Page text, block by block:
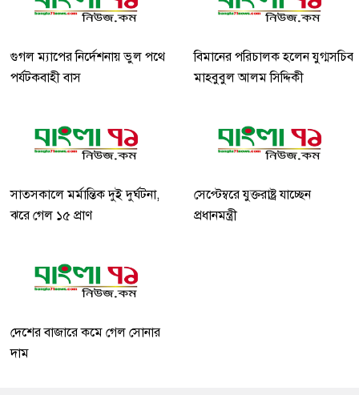
গুগল ম্যাপের নির্দেশনায় ভুল পথে
পর্যটকবাহী বাস
বিমানের পরিচালক হলেন যুগ্মসচিব
মাহবুবুল আলম সিদ্দিকী
সাতসকালে মর্মান্তিক দুই দুর্ঘটনা,
ঝরে গেল ১৫ প্রাণ
সেপ্টেম্বরে যুক্তরাষ্ট্র যাচ্ছেন
প্রধানমন্ত্রী
দেশের বাজারে কমে গেল সোনার
দাম